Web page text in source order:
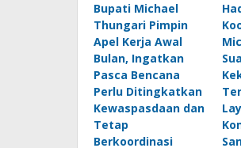
Bupati Michael
Thungari Pimpin
Apel Kerja Awal
Bulan, Ingatkan
Pasca Bencana
Perlu Ditingkatkan
Kewaspasdaan dan
Tetap
Berkoordinasi